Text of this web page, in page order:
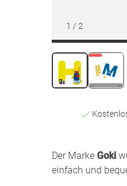
1 / 2
Der Marke Goki
einfach und